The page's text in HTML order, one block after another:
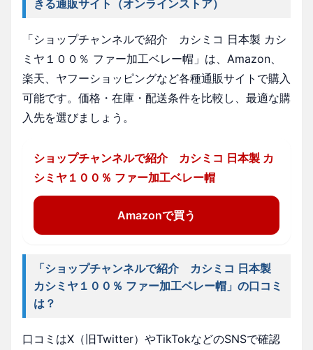
きる通販サイト（オンラインストア）
「ショップチャンネルで紹介 カシミコ 日本製 カシ
ミヤ１００％ ファー加工ベレー帽」は、Amazon、
楽天、ヤフーショッピングなど各種通販サイトで購入
可能です。価格・在庫・配送条件を比較し、最適な購
入先を選びましょう。
ショップチャンネルで紹介 カシミコ 日本製 カ
シミヤ１００％ ファー加工ベレー帽
Amazonで買う
「ショップチャンネルで紹介 カシミコ 日本製
カシミヤ１００％ ファー加工ベレー帽」の口コミ
は？
口コミはX（旧Twitter）やTikTokなどのSNSで確認